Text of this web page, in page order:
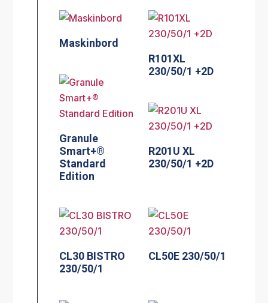
Maskinbord
R101XL
230/50/1 +2D
Granule
Smart+®
Standard
Edition
R201U XL
230/50/1 +2D
CL30 BISTRO
230/50/1
CL50E 230/50/1